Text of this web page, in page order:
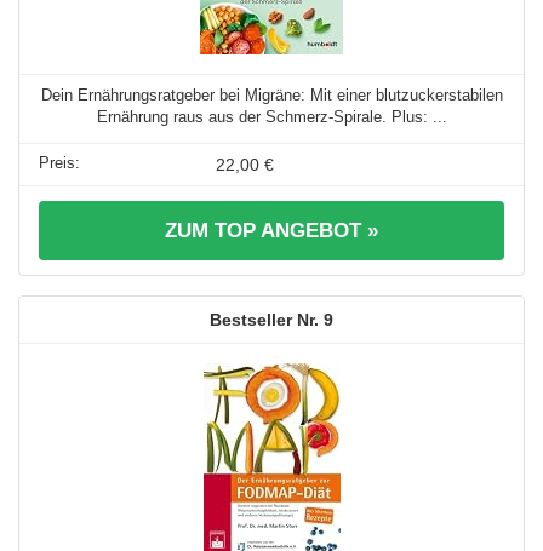
Dein Ernährungsratgeber bei Migräne: Mit einer blutzuckerstabilen
Ernährung raus aus der Schmerz-Spirale. Plus: ...
22,00 €
ZUM TOP ANGEBOT »
9